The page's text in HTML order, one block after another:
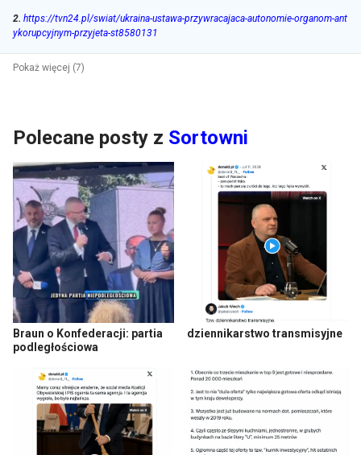
2. https://tvn24.pl/swiat/ukraina-ustawa-przywracajaca-autonomie-organom-ant
ykorupcyjnym-przyjeta-st8580131
Pokaż więcej (7)
Polecane posty z Sortowni
Braun o Konfederacji: partia
podległościowa
dziennikarstwo transmisyjne